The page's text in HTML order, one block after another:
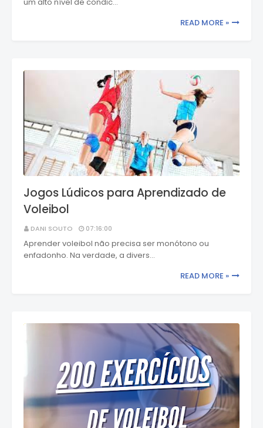
READ MORE »
Jogos Lúdicos para Aprendizado de
Voleibol
DANI SOUTO 07:16:00
Aprender voleibol não precisa ser monótono ou
enfadonho. Na verdade, a divers…
READ MORE »